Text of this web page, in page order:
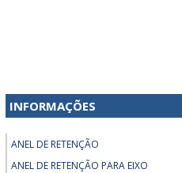
INFORMAÇÕES
ANEL DE RETENÇÃO
ANEL DE RETENÇÃO PARA EIXO